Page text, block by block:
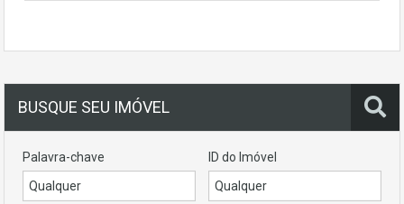
BUSQUE SEU IMÓVEL
Palavra-chave ID do Imóvel